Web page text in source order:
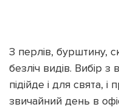
З перлів, бурштину,
безліч видів. Вибір
підійде і для свята,
звичайний день в